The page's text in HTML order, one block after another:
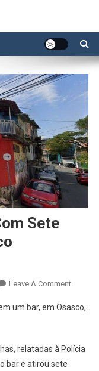
Sete
Leave A CommentOn
É
Sete
um bar, em Osasco,
relatadas à Polícia
bar e atirou sete